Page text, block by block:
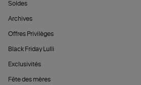
Soldes
Archives
Offres Privilèges
Black Friday Lulli
Exclusivités
Fête des mères